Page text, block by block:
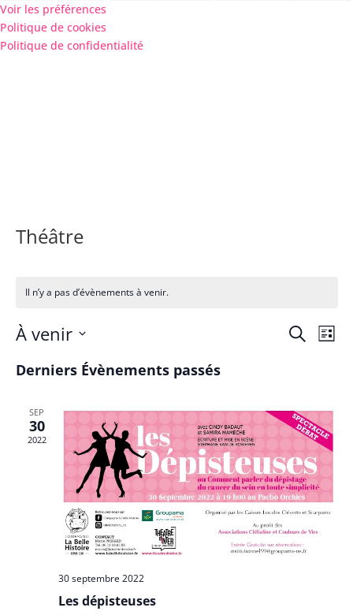
Voir les préférences
Politique de cookies
Politique de confidentialité
Théâtre
Il n’y a pas d’évènements à venir.
vues
Recherche
de
Liste
À venir
une
Derniers Évènements passés
SEP
30
2022
30 septembre 2022
Les dépisteuses